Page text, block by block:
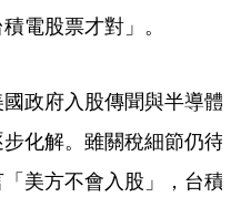
電股票才對」。
政府入股傳聞與半導體
化解。雖關稅細節仍待
美方不會入股」，台積